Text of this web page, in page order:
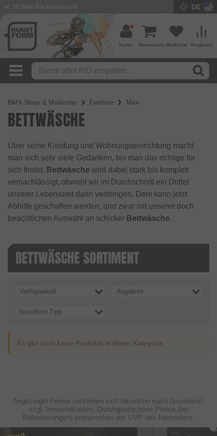
DE
Vergleich
Merkliste
Warenkorb
Konto
BMX Shop & Mailorder Fashion Men
BETTWÄSCHE
Über seine Kleidung und Wohnungseinrichtung macht
man sich sehr viele Gedanken, bis man das richtige für
sich findet. Bettwäsche wird dabei stark bis komplett
vernachlässigt, obwohl wir im Durchschnitt ein Drittel
unserer Lebenszeit darin verbringen. Dem kann jetzt
Abhilfe geschaffen werden, und zwar mit unserer doch
beachtlichen Auswahl an schicker Bettwäsche.
BETTWÄSCHE SORTIMENT
Verfügbarkeit Angebote
kunstform Tipp
Es gibt noch keine Produkte in dieser Kategorie.
Angezeigte Preise verstehen sich steuerfrei nach Greenland,
zzgl. Versandkosten. Durchgestrichene Preise (bei
Rabattierungen) entsprechen der UVP des Herstellers.